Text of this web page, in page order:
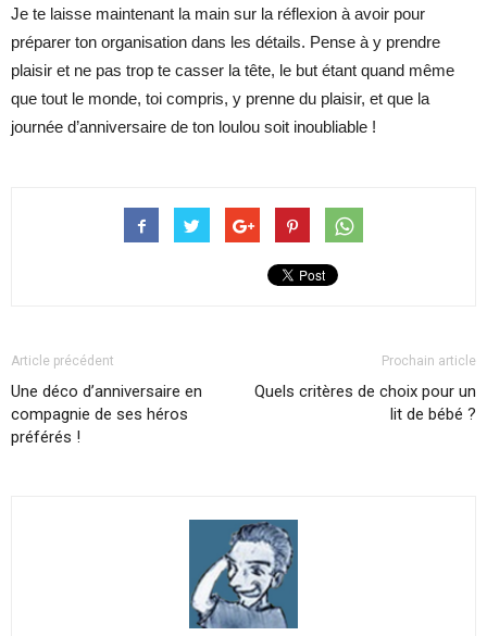
Je te laisse maintenant la main sur la réflexion à avoir pour
préparer ton organisation dans les détails. Pense à y prendre
plaisir et ne pas trop te casser la tête, le but étant quand même
que tout le monde, toi compris, y prenne du plaisir, et que la
journée d’anniversaire de ton loulou soit inoubliable !
Article précédent
Une déco d’anniversaire en
compagnie de ses héros
préférés !
Prochain article
Quels critères de choix pour un
lit de bébé ?